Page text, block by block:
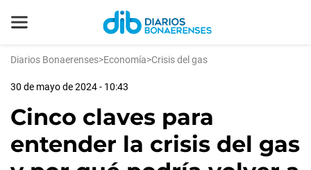
Diarios Bonaerenses>Economía>Crisis del gas
30 de mayo de 2024 - 10:43
Cinco claves para
entender la crisis del gas